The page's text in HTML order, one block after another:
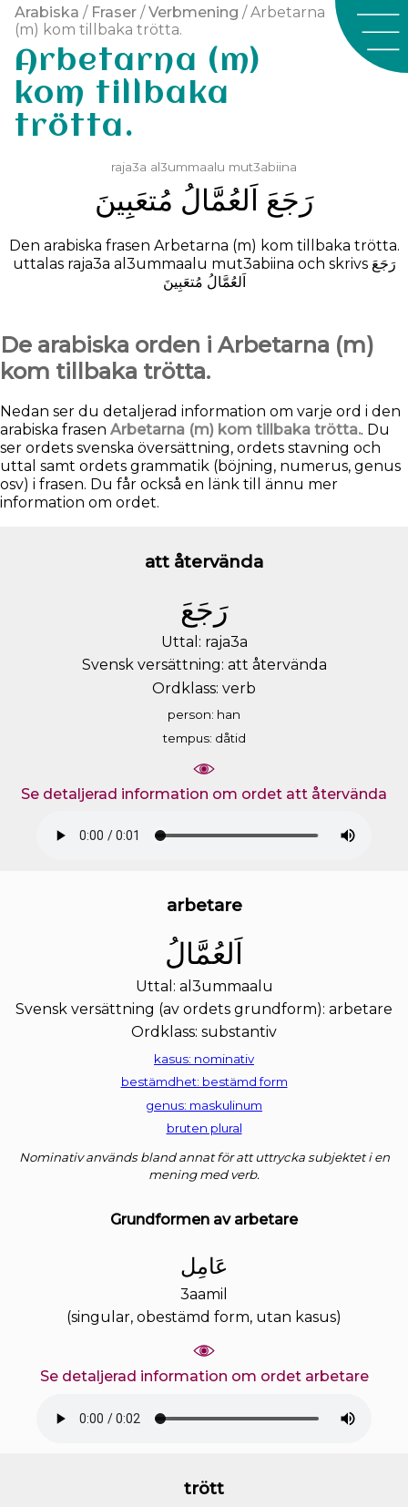
Arabiska / Fraser /Verbmening / Arbetarna
(m) kom tillbaka trötta.
Arbetarna (m)
kom tillbaka
trötta.
raja3a al3ummaalu mut3abiina
ﺭَﺟَﻊَ ﺍَﻟﻌُﻤَّﺎﻝُ ﻣُﺘﻌَﺒِﻴﻦَ
Den arabiska frasen Arbetarna (m) kom tillbaka trötta.
uttalas raja3a al3ummaalu mut3abiina och skrivs ﺭَﺟَﻊَ
ﺍَﻟﻌُﻤَّﺎﻝُ ﻣُﺘﻌَﺒِﻴﻦَ
De arabiska orden i Arbetarna (m)
kom tillbaka trötta.
Nedan ser du detaljerad information om varje ord i den
arabiska frasen Arbetarna (m) kom tillbaka trötta.. Du
ser ordets svenska översättning, ordets stavning och
uttal samt ordets grammatik (böjning, numerus, genus
osv) i frasen. Du får också en länk till ännu mer
information om ordet.
att återvända
ﺭَﺟَﻊَ
Uttal: raja3a
Svensk versättning: att återvända
Ordklass: verb
person: han
tempus: dåtid
Se detaljerad information om ordet att återvända
arbetare
ﺍَﻟﻌُﻤَّﺎﻝُ
Uttal: al3ummaalu
Svensk versättning (av ordets grundform): arbetare
Ordklass: substantiv
kasus: nominativ
bestämdhet: bestämd form
genus: maskulinum
bruten plural
Nominativ används bland annat för att uttrycka subjektet i en
mening med verb.
Grundformen av arbetare
ﻋَﺎﻣِﻞ
3aamil
(singular, obestämd form, utan kasus)
Se detaljerad information om ordet arbetare
trött